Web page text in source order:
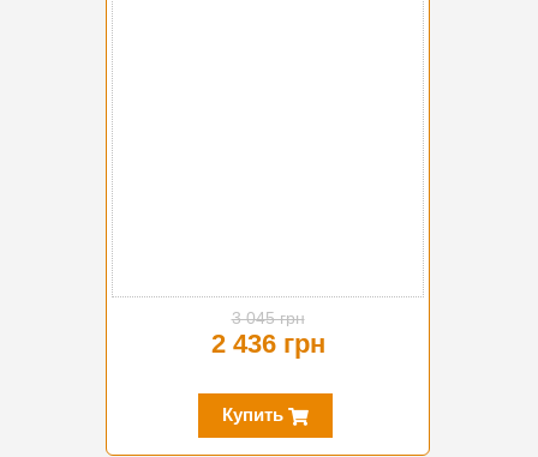
3 045 грн
2 436 грн
Купить